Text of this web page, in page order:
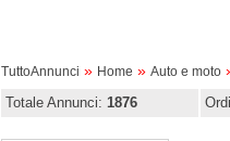
TuttoAnnunci » Home » Auto e moto
Totale Annunci: 1876